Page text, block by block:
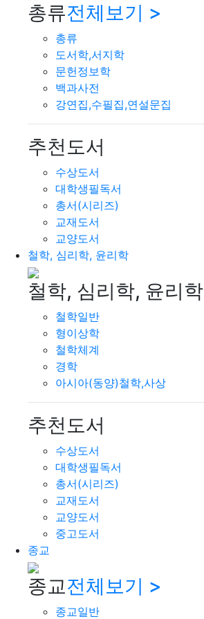
총류전체보기 >
총류
도서학,서지학
문헌정보학
백과사전
강연집,수필집,연설문집
추천도서
수상도서
대학생필독서
총서(시리즈)
교재도서
교양도서
철학, 심리학, 윤리학
철학, 심리학, 윤리학
철학일반
형이상학
철학체계
경학
아시아(동양)철학,사상
추천도서
수상도서
대학생필독서
총서(시리즈)
교재도서
교양도서
중고도서
종교
종교전체보기 >
종교일반